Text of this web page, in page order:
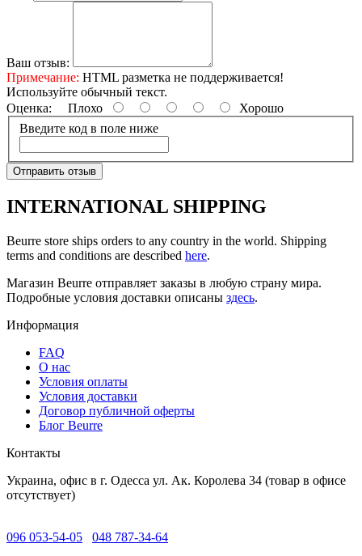
Ваш отзыв:
Примечание: HTML разметка не поддерживается!
Используйте обычный текст.
Оценка: Плохо
Хорошо
Введите код в поле ниже
Отправить отзыв
INTERNATIONAL SHIPPING
Beurre store ships orders to any country in the world. Shipping
terms and conditions are described here.
Магазин Beurre отправляет заказы в любую страну мира.
Подробные условия доставки описаны здесь.
Информация
FAQ
O нас
Условия оплаты
Условия доставки
Договор публичной оферты
Блог Beurre
Контакты
Украина, офис в г. Одесса ул. Ак. Королева 34 (товар в офисе
отсутствует)
096 053-54-05 048 787-34-64